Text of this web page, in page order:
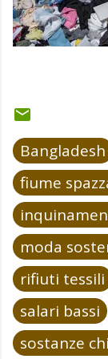
Bangladesh
fiume
moda
rifiuti tessili
salari bassi
sostanze